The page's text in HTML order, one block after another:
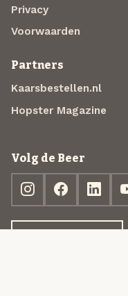
Privacy
Voorwaarden
Partners
Kaarsbestellen.nl
Hopster Magazine
Volg de Beer